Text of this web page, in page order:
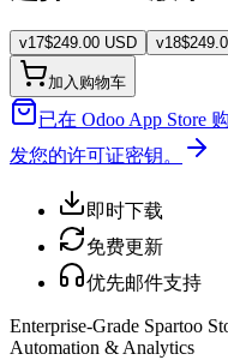
v17$249.00 USD v18$
加入购物车
已在 Odoo App Store
发您的许可证密钥。
即时下载
免费更新
优先邮件支持
Enterprise-Grade Spartoo
Automation & Analytics